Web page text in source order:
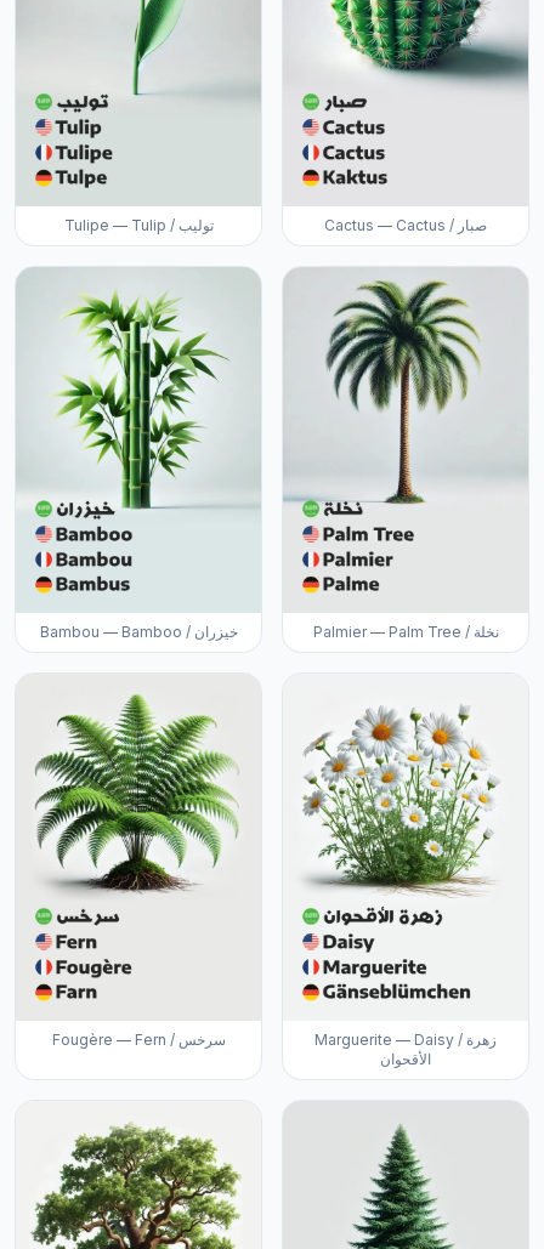
Tulipe — Tulip / توليب Cactus — Cactus / صبار
Bambou — Bamboo / خيزران Palmier — Palm Tree / نخلة
Fougère — Fern / سرخس
Marguerite — Daisy / زهرة
الأقحوان